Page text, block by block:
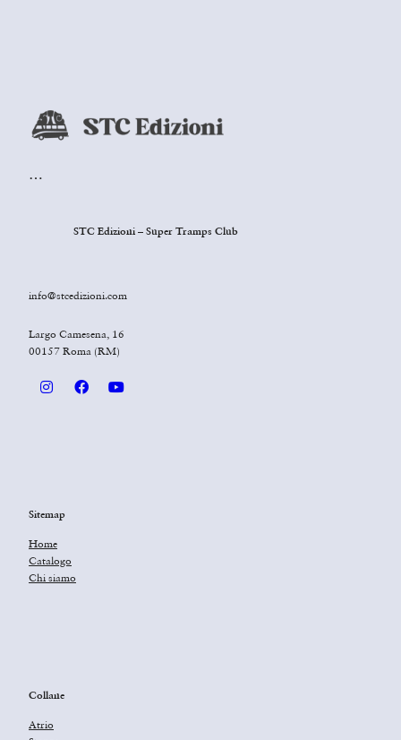
…
STC Edizioni – Super Tramps Club
info@stcedizioni.com
Largo Camesena, 16
00157 Roma (RM)
Sitemap
Home
Catalogo
Chi siamo
Collane
Atrio